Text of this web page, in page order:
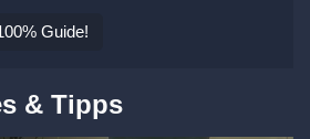
Guide!
& Tipps